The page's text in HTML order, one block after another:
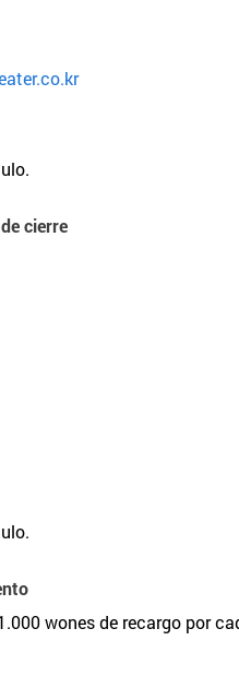
cierre
wones de recargo por